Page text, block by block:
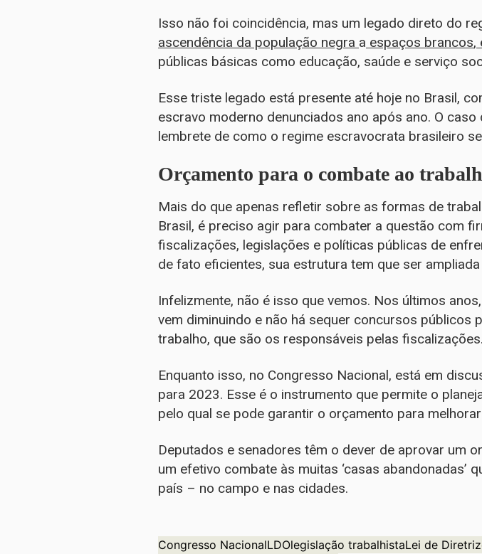
Isso não foi coincidência, mas um legado direto do
ascendência da população negra a espaços brancos,
públicas básicas como educação, saúde e serviço
Esse triste legado está presente até hoje no Brasil,
escravo moderno denunciados ano após ano. O
lembrete de como o regime escravocrata brasileiro
Orçamento para o combate ao
Mais do que apenas refletir sobre as formas de
Brasil, é preciso agir para combater a questão com
fiscalizações, legislações e políticas públicas de
de fato eficientes, sua estrutura tem que ser
Infelizmente, não é isso que vemos. Nos últimos
vem diminuindo e não há sequer concursos públicos
trabalho, que são os responsáveis pelas fiscalizações.
Enquanto isso, no Congresso Nacional, está em
para 2023. Esse é o instrumento que permite o
pelo qual se pode garantir o orçamento para
Deputados e senadores têm o dever de aprovar um
um efetivo combate às muitas ‘casas
país – no campo e nas cidades.
Congresso NacionalLDOlegislação trabalhistaLei de